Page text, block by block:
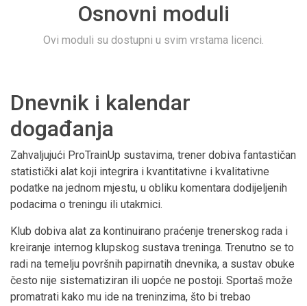
Osnovni moduli
Ovi moduli su dostupni u svim vrstama licenci.
Dnevnik i kalendar
događanja
Zahvaljujući ProTrainUp sustavima, trener dobiva fantastičan
statistički alat koji integrira i kvantitativne i kvalitativne
podatke na jednom mjestu, u obliku komentara dodijeljenih
podacima o treningu ili utakmici.
Klub dobiva alat za kontinuirano praćenje trenerskog rada i
kreiranje internog klupskog sustava treninga. Trenutno se to
radi na temelju površnih papirnatih dnevnika, a sustav obuke
često nije sistematiziran ili uopće ne postoji. Sportaš može
promatrati kako mu ide na treninzima, što bi trebao